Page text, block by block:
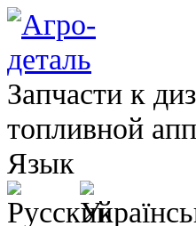
Запчасти к
топливной
Язык